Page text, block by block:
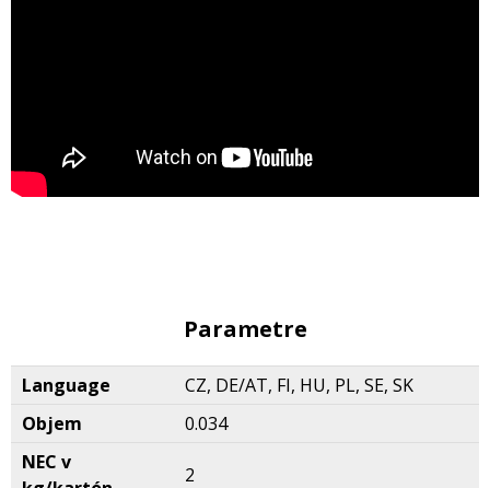
Parametre
Language
CZ, DE/AT, FI, HU, PL, SE, SK
Objem
0.034
NEC v
2